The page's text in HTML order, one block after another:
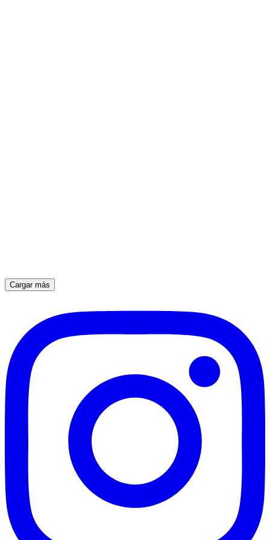
Cargar más